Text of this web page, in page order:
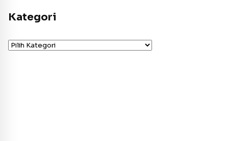
Kategori
Kategori